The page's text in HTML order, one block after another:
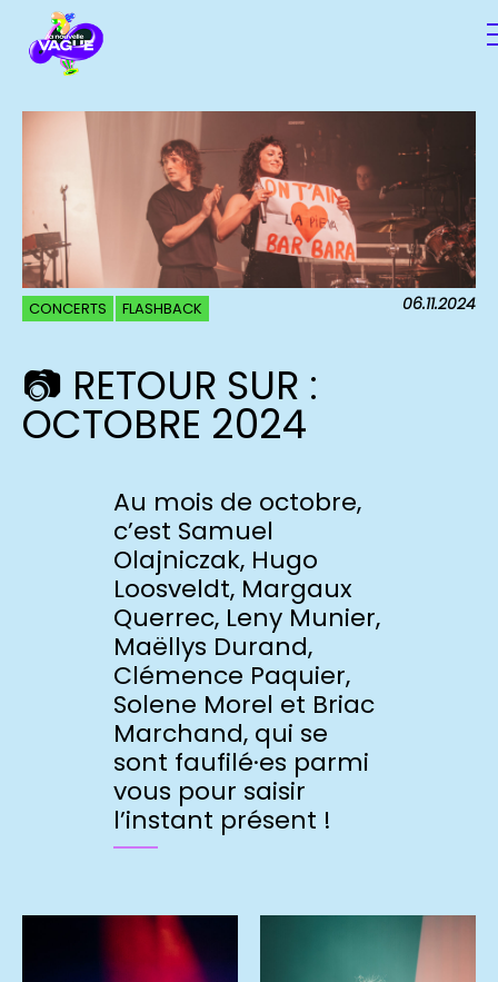
CONCERTS FLASHBACK 06.11.2024
📷 RETOUR SUR :
OCTOBRE 2024
Au mois de octobre,
c’est Samuel
Olajniczak, Hugo
Loosveldt, Margaux
Querrec, Leny Munier,
Maëllys Durand,
Clémence Paquier,
Solene Morel et Briac
Marchand, qui se
sont faufilé·es parmi
vous pour saisir
l’instant présent !